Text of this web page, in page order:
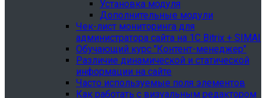
Установка модуля
Дополнительные модули
Чек-лист мониторинга для
администратора сайта на 1С Bitrix + SIMAI
Обучающий курс "Контент-менеджер"
Различие динамической и статической
информации на сайте
Часто используемые поля элементов
Как работать с визуальным редактором